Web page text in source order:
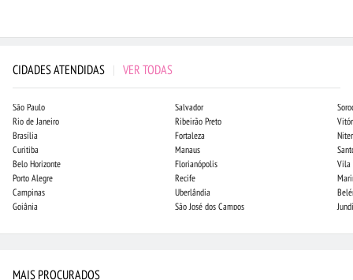
CIDADES ATENDIDAS | VER TODAS
São Paulo
Rio de Janeiro
Brasília
Curitiba
Belo Horizonte
Porto Alegre
Campinas
Goiânia
Salvador
Ribeirão Preto
Fortaleza
Manaus
Florianópolis
Recife
Uberlândia
São José dos Campos
Vila
MAIS PROCURADOS